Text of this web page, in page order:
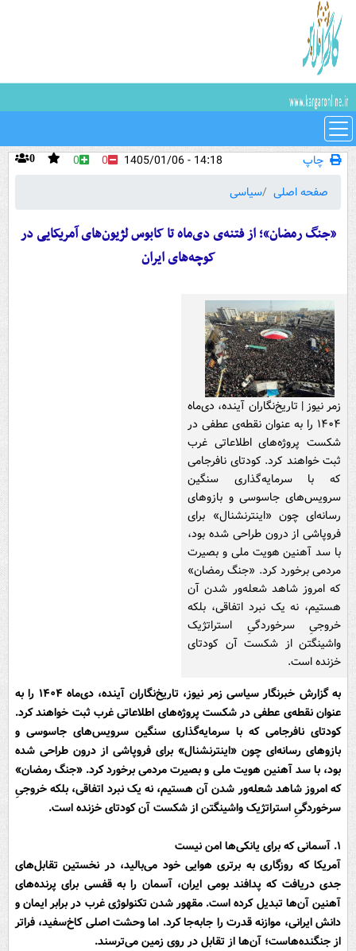
چاپ 0 0 0
14:18 - 1405/01/06
صفحه اصلی
سیاسی
«جنگ رمضان»؛ از فتنه‌ی دی‌ماه تا کابوس لژیون‌های آمریکایی در
کوچه‌های ایران
زمر نیوز | تاریخ‌نگاران آینده، دی‌ماه
۱۴۰۴ را به عنوان نقطه‌ی عطفی در
شکست پروژه‌های اطلاعاتی غرب
ثبت خواهند کرد. کودتای نافرجامی
که با سرمایه‌گذاری سنگین
سرویس‌های جاسوسی و بازوهای
رسانه‌ای چون «اینترنشنال» برای
فروپاشی از درون طراحی شده بود،
با سد آهنین هویت ملی و بصیرت
مردمی برخورد کرد. «جنگ رمضان»
که امروز شاهد شعله‌ور شدن آن
هستیم، نه یک نبرد اتفاقی، بلکه
خروجیِ سرخوردگیِ استراتژیک
واشینگتن از شکست آن کودتای
خزنده است.
به گزارش خبرنگار سیاسی زمر نیوز، تاریخ‌نگاران آینده، دی‌ماه ۱۴۰۴ را به
عنوان نقطه‌ی عطفی در شکست پروژه‌های اطلاعاتی غرب ثبت خواهند کرد.
کودتای نافرجامی که با سرمایه‌گذاری سنگین سرویس‌های جاسوسی و
بازوهای رسانه‌ای چون «اینترنشنال» برای فروپاشی از درون طراحی شده
بود، با سد آهنین هویت ملی و بصیرت مردمی برخورد کرد. «جنگ رمضان»
که امروز شاهد شعله‌ور شدن آن هستیم، نه یک نبرد اتفاقی، بلکه خروجیِ
سرخوردگیِ استراتژیک واشینگتن از شکست آن کودتای خزنده است.
۱. آسمانی که برای یانکی‌ها امن نیست
آمریکا که روزگاری به برتری هوایی خود می‌بالید، در نخستین تقابل‌های
جدی دریافت که پدافند بومی ایران، آسمان را به قفسی برای پرنده‌های
آهنین آن‌ها تبدیل کرده است. مقهور شدن تکنولوژی غرب در برابر ایمان و
دانش ایرانی، موازنه قدرت را جابه‌جا کرد. اما وحشت اصلی کاخ‌سفید، فراتر
از جنگنده‌هاست؛ آن‌ها از تقابل در روی زمین می‌ترسند.